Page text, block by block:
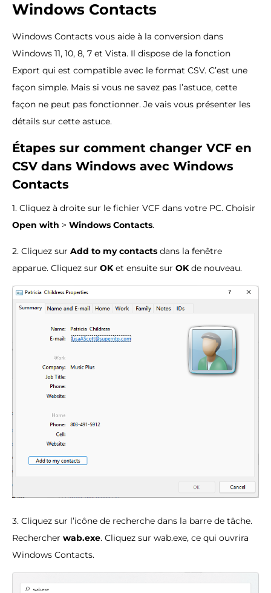
Windows Contacts
Windows Contacts vous aide à la conversion dans
Windows 11, 10, 8, 7 et Vista. Il dispose de la fonction
Export qui est compatible avec le format CSV. C’est une
façon simple. Mais si vous ne savez pas l’astuce, cette
façon ne peut pas fonctionner. Je vais vous présenter les
détails sur cette astuce.
Étapes sur comment changer VCF en
CSV dans Windows avec Windows
Contacts
1. Cliquez à droite sur le fichier VCF dans votre PC. Choisir
Open with > Windows Contacts.
2. Cliquez sur Add to my contacts dans la fenêtre
apparue. Cliquez sur OKet ensuite sur OKde nouveau.
3. Cliquez sur l’icône de recherche dans la barre de tâche.
Rechercher wab.exe. Cliquez sur wab.exe, ce qui ouvrira
Windows Contacts.